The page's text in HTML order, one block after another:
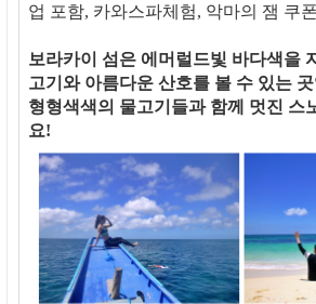
업 포함, 카와스파체험, 악마의 잼 쿠
보라카이 섬은 에머럴드빛 바다색을
고기와 아름다운 산호를 볼 수 있는
형형색색의 물고기들과 함께 멋진 스
요!